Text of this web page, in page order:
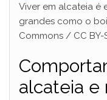
Viver em alcateia é
grandes como o
Commons / CC BY-
alcateia e